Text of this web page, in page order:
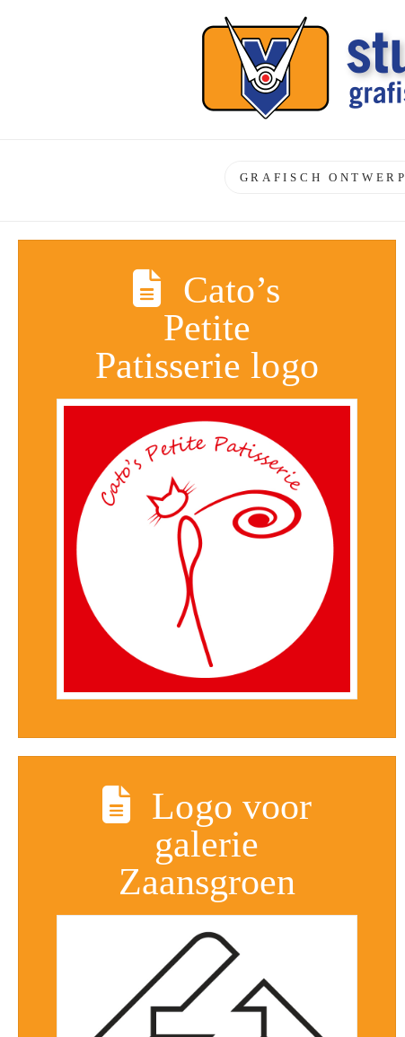
GRAFISCH ONTWERP
Cato’s
Petite
Patisserie logo
Logo voor
galerie
Zaansgroen